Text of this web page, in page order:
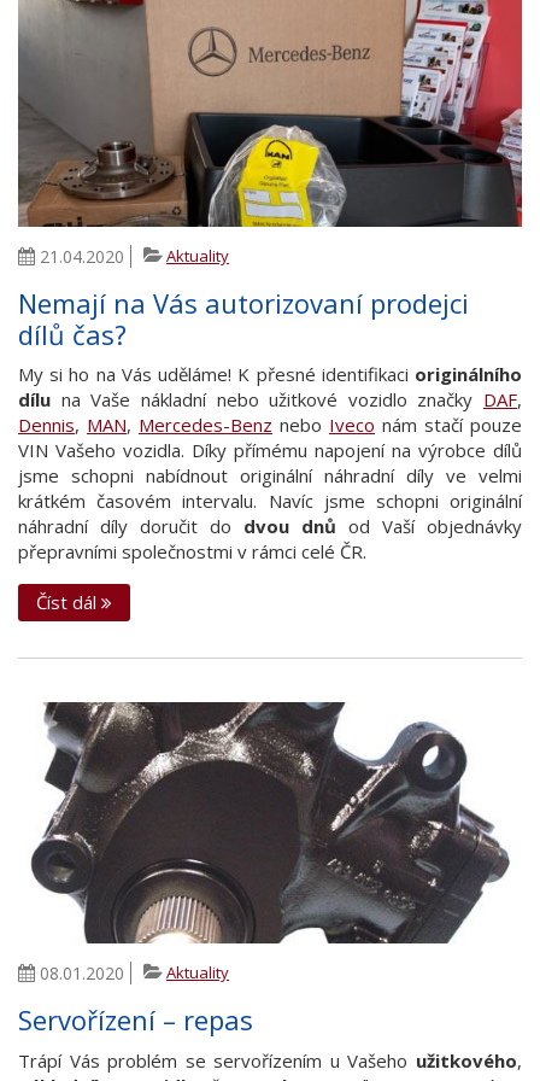
21.04.2020 Aktuality
Nemají na Vás autorizovaní prodejci
dílů čas?
My si ho na Vás uděláme! K přesné identifikaci originálního
dílu na Vaše nákladní nebo užitkové vozidlo značky DAF,
Dennis, MAN, Mercedes-Benz nebo Iveco nám stačí pouze
VIN Vašeho vozidla. Díky přímému napojení na výrobce dílů
jsme schopni nabídnout originální náhradní díly ve velmi
krátkém časovém intervalu. Navíc jsme schopni originální
náhradní díly doručit do dvou dnů od Vaší objednávky
přepravními společnostmi v rámci celé ČR.
Číst dál
08.01.2020 Aktuality
Servořízení – repas
Trápí Vás problém se servořízením u Vašeho užitkového,